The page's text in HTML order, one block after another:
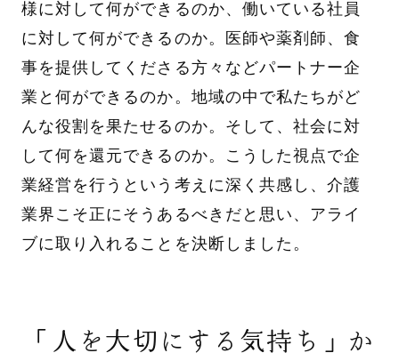
様に対して何ができるのか、働いている社員
に対して何ができるのか。医師や薬剤師、食
事を提供してくださる方々などパートナー企
業と何ができるのか。地域の中で私たちがど
んな役割を果たせるのか。そして、社会に対
して何を還元できるのか。こうした視点で企
業経営を行うという考えに深く共感し、介護
業界こそ正にそうあるべきだと思い、アライ
ブに取り入れることを決断しました。
「人を大切にする気持ち」か